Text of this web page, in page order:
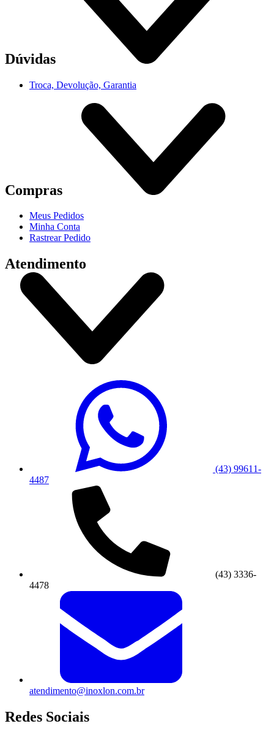
Dúvidas
Troca, Devolução, Garantia
Compras
Meus Pedidos
Minha Conta
Rastrear Pedido
Atendimento
(43) 99611-
4487
(43) 3336-
4478
atendimento@inoxlon.com.br
Redes Sociais